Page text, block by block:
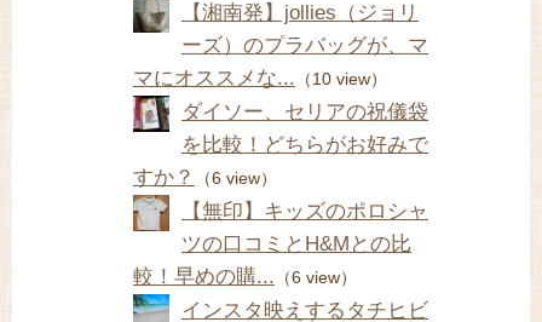
【湘南発】jollies（ジョリ
ーズ）のプラバッグが、マ
マにオススメな... （10 view）
ダイソー、セリアの祝儀袋
を比較！どちらがお好みで
すか？
（6 view）
【無印】キッズのポロシャ
ツの口コミとH&Mとの比
較！早めの購... （6 view）
インスタ映えするタチヒビ